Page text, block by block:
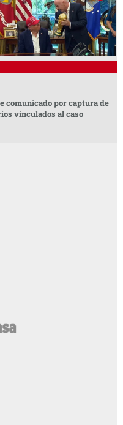
comunicado por captura de
vinculados al caso